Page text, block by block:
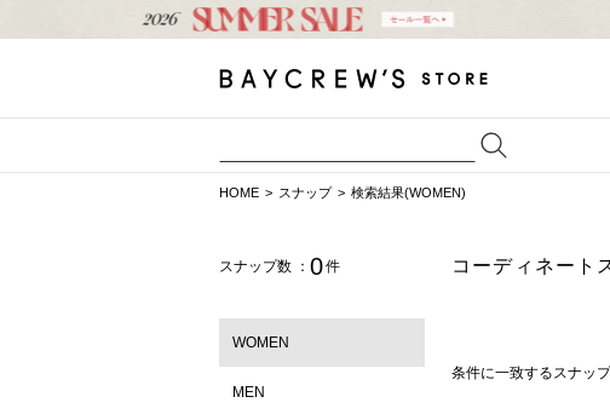
HOME スナップ 検索結果(WOMEN)
スナップ数 ： 0件
WOMEN
MEN
コーディネート
条件に一致するスナッ